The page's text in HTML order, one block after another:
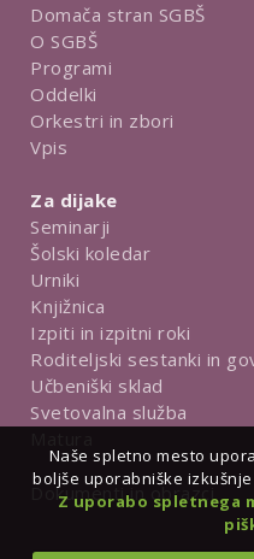
Domača stran SGBŠ
O SGBŠ
Programi
Oddelki
Orkestri in zbori
Vpis
Za dijake
Seminarji
Šolski koledar
Urniki
Knjižnica
Izpiti in izpitni roki
Roditeljski sestanki in
Učbeniški sklad
Svetovalna služba
Dokumenti in obrazci
Naše spletno mesto
boljše uporabniške
Z uporabo spletnega